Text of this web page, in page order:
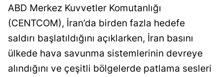
Artvin
Balıkesir
ABD Merkez Kuvvetler Komutanlığı
(CENTCOM), İran’da birden fazla hedefe
saldırı başlatıldığını açıklarken, İran basını
ülkede hava savunma sistemlerinin devreye
alındığını ve çeşitli bölgelerde patlama sesleri